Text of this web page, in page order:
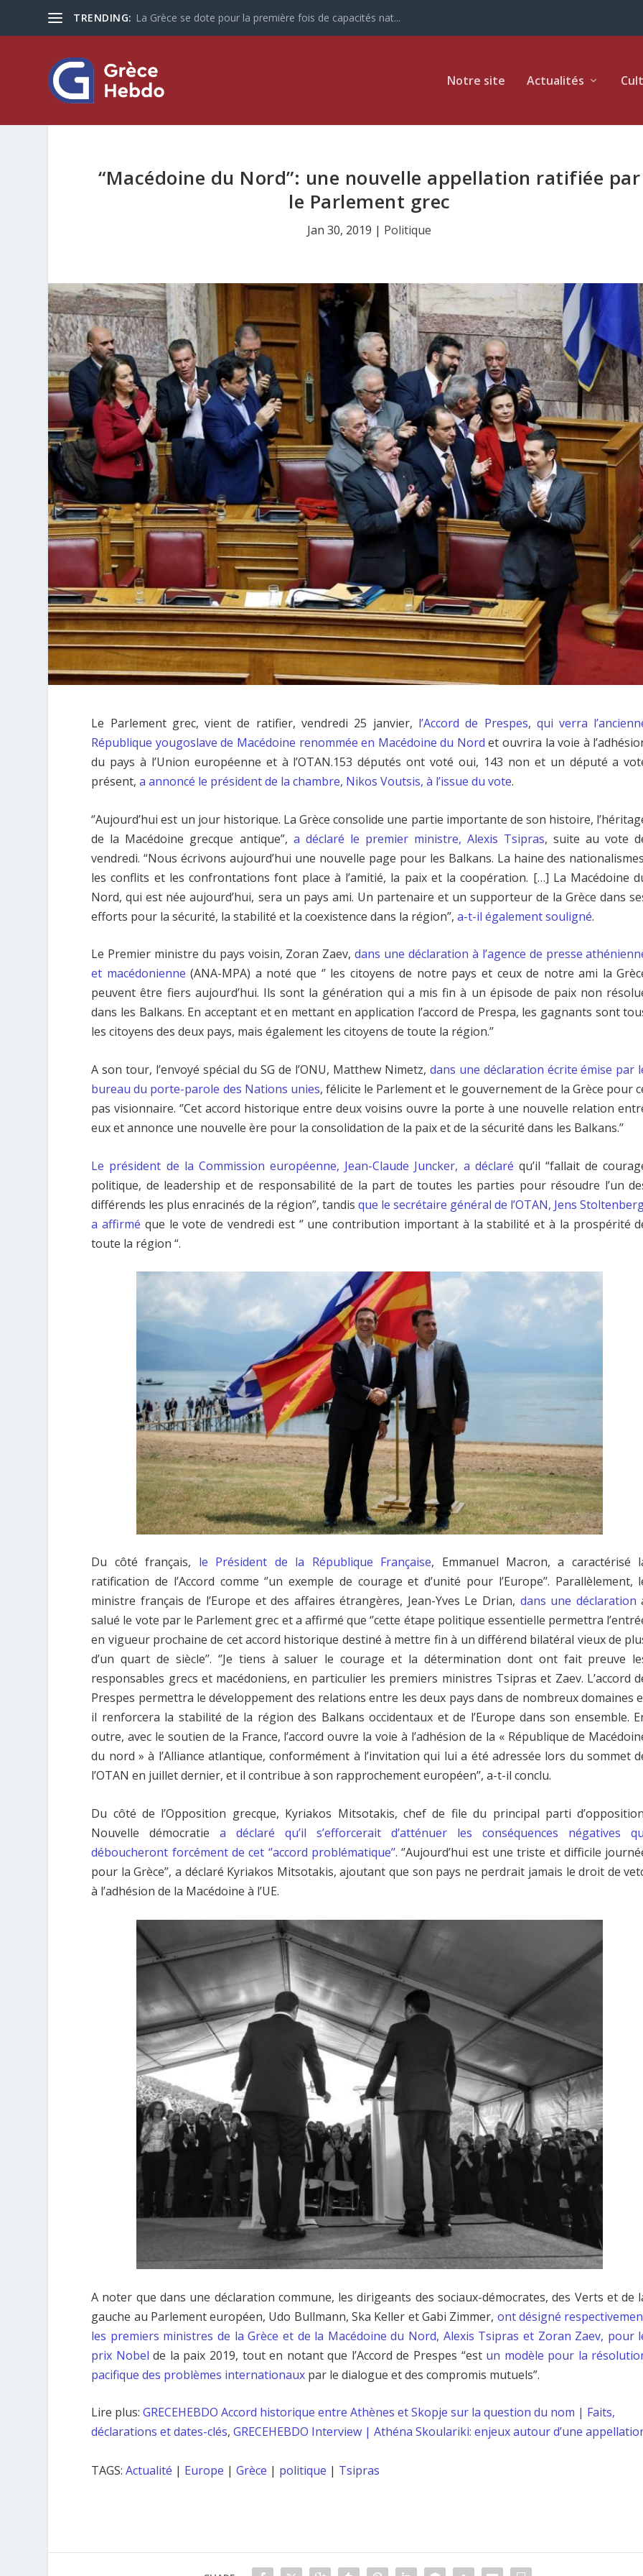
TRENDING: La Grèce se dote pour la première fois de capacités nat...
Notre site Actualités
“Macédoine du Nord”: une nouvelle appellation ratifiée par
le Parlement grec
Jan 30, 2019 | Politique
Le Parlement grec, vient de ratifier, vendredi 25 janvier, l’Accord de Prespes, qui verra
République yougoslave de Macédoine renommée en Macédoine du Nord et ouvrira la voie à
du pays à l’Union européenne et à l’OTAN.153 députés ont voté oui, 143 non et un député a
présent,a annoncé le président de la chambre, Nikos Voutsis, à l’issue du vote.
‘’Aujourd’hui est un jour historique. La Grèce consolide une partie importante de son histoire,
de la Macédoine grecque antique”, a déclaré le premier ministre, Alexis Tsipras, suite au vote
vendredi. “Nous écrivons aujourd’hui une nouvelle page pour les Balkans. La haine des
les conflits et les confrontations font place à l’amitié, la paix et la coopération. […] La Macédoine
Nord, qui est née aujourd’hui, sera un pays ami. Un partenaire et un supporteur de la Grèce dans
efforts pour la sécurité, la stabilité et la coexistence dans la région”,a-t-il également souligné.
Le Premier ministre du pays voisin, Zoran Zaev,dans une déclaration à l’agence de presse
et macédonienne (ANA-MPA) a noté que ‘’ les citoyens de notre pays et ceux de notre ami la
peuvent être fiers aujourd’hui. Ils sont la génération qui a mis fin à un épisode de paix non
dans les Balkans. En acceptant et en mettant en application l’accord de Prespa, les gagnants sont
les citoyens des deux pays, mais également les citoyens de toute la région.’’
A son tour, l’envoyé spécial du SG de l’ONU, Matthew Nimetz, dans une déclaration écrite émise par
bureau du porte-parole des Nations unies, félicite le Parlement et le gouvernement de la Grèce pour
pas visionnaire. ‘’Cet accord historique entre deux voisins ouvre la porte à une nouvelle relation
eux et annonce une nouvelle ère pour la consolidation de la paix et de la sécurité dans les Balkans.’’
Le président de la Commission européenne, Jean-Claude Juncker, a déclaré qu’il “fallait de
politique, de leadership et de responsabilité de la part de toutes les parties pour résoudre l’un
différends les plus enracinés de la région”, tandis que le secrétaire général de l’OTAN, Jens
a affirmé que le vote de vendredi est ‘’ une contribution important à la stabilité et à la prospérité
toute la région “.
Du côté français, le Président de la République Française, Emmanuel Macron, a caractérisé
ratification de l’Accord comme ‘’un exemple de courage et d’unité pour l’Europe’’. Parallèlement,
ministre français de l’Europe et des affaires étrangères, Jean-Yves Le Drian, dans une déclaration
salué le vote par le Parlement grec et a affirmé que ‘’cette étape politique essentielle permettra
en vigueur prochaine de cet accord historique destiné à mettre fin à un différend bilatéral vieux de
d’un quart de siècle’’. ‘’Je tiens à saluer le courage et la détermination dont ont fait preuve
responsables grecs et macédoniens, en particulier les premiers ministres Tsipras et Zaev. L’accord
Prespes permettra le développement des relations entre les deux pays dans de nombreux domaines
il renforcera la stabilité de la région des Balkans occidentaux et de l’Europe dans son ensemble.
outre, avec le soutien de la France, l’accord ouvre la voie à l’adhésion de la « République de
du nord » à l’Alliance atlantique, conformément à l’invitation qui lui a été adressée lors du sommet
l’OTAN en juillet dernier, et il contribue à son rapprochement européen’’, a-t-il conclu.
Du côté de l’Opposition grecque, Kyriakos Mitsotakis, chef de file du principal parti
Nouvelle démocratiea déclaré qu’il s’efforcerait d’atténuer les conséquences négatives
déboucheront forcément de cet ‘’accord problématique’’. ‘’Aujourd’hui est une triste et difficile
pour la Grèce’’, a déclaré Kyriakos Mitsotakis, ajoutant que son pays ne perdrait jamais le droit de
à l’adhésion de la Macédoine à l’UE.
A noter que dans une déclaration commune, les dirigeants des sociaux-démocrates, des Verts et de
gauche au Parlement européen, Udo Bullmann, Ska Keller et Gabi Zimmer, ont désigné
les premiers ministres de la Grèce et de la Macédoine du Nord, Alexis Tsipras et Zoran Zaev, pour
prix Nobel de la paix 2019, tout en notant que l’Accord de Prespes “est un modèle pour la
pacifique des problèmes internationaux par le dialogue et des compromis mutuels”.
Lire plus:GRECEHEBDO Accord historique entre Athènes et Skopje sur la question du nom | Faits,
déclarations et dates-clés,GRECEHEBDO Interview | Athéna Skoulariki: enjeux autour d’une
TAGS:Actualité | Europe |Grèce | politique | Tsipras